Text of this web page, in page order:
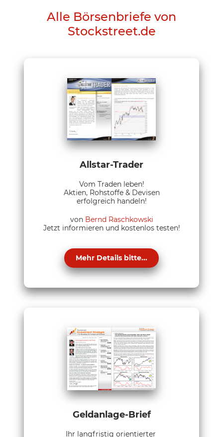
Alle Börsenbriefe von
Stockstreet.de
Allstar-Trader
Vom Traden leben!
Aktien, Rohstoffe & Devisen
erfolgreich handeln!
von Bernd Raschkowski
Jetzt informieren und kostenlos testen!
Mehr Details bitte...
Geldanlage-Brief
Ihr langfristig orientierter